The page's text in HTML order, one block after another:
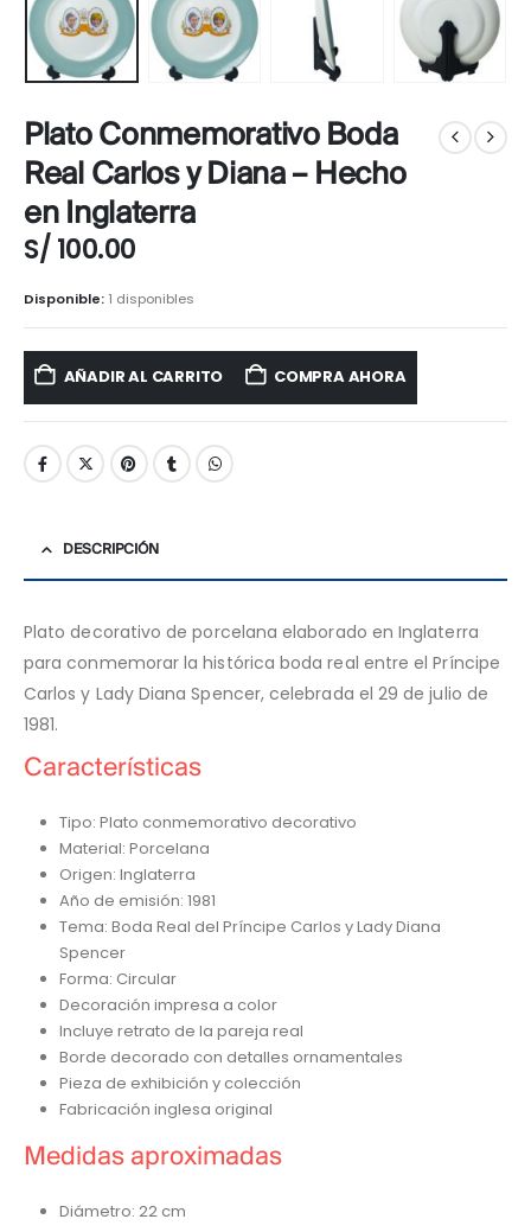
Plato Conmemorativo Boda
Real Carlos y Diana – Hecho
en Inglaterra
S/ 100.00
Disponible: 1 disponibles
AÑADIR AL CARRITO COMPRA AHORA
DESCRIPCIÓN
Plato decorativo de porcelana elaborado en Inglaterra
para conmemorar la histórica boda real entre el Príncipe
Carlos y Lady Diana Spencer, celebrada el 29 de julio de
1981.
Características
Tipo: Plato conmemorativo decorativo
Material: Porcelana
Origen: Inglaterra
Año de emisión: 1981
Tema: Boda Real del Príncipe Carlos y Lady Diana
Spencer
Forma: Circular
Decoración impresa a color
Incluye retrato de la pareja real
Borde decorado con detalles ornamentales
Pieza de exhibición y colección
Fabricación inglesa original
Medidas aproximadas
Diámetro: 22 cm